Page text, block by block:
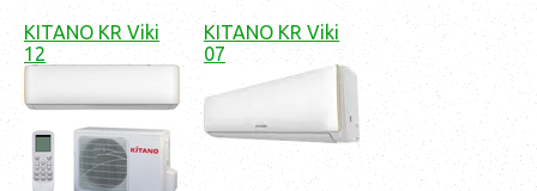
KITANO KR Viki
12
KITANO KR Viki
07